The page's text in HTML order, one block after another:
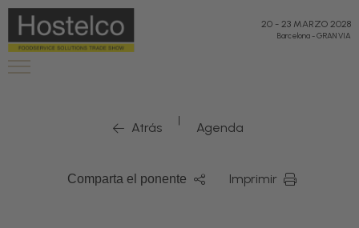
20 - 23 MARZO 2028
Barcelona-GRAN VIA
Atrás | Agenda
Comparta el ponente Imprimir